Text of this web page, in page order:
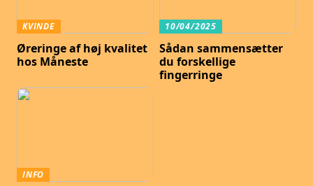
KVINDE
Øreringe af høj kvalitet
hos Måneste
10/04/2025
Sådan sammensætter
du forskellige
fingerringe
INFO